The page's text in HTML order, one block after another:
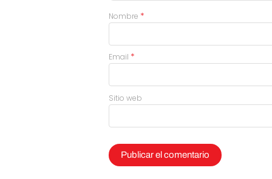
Nombre *
Email *
Sitio web